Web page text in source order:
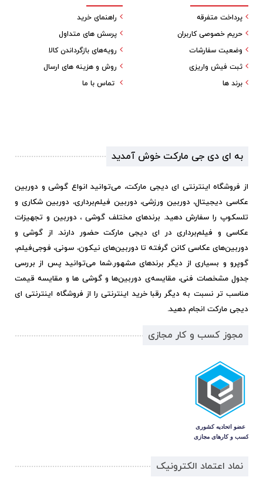
راهنمای خرید
پرسش های متداول
رویه‌های بازگرداندن کالا
روش و هزینه های ارسال
تماس با ما
پرداخت متفرقه
حریم خصوصی کاربران
وضعیت سفارشات
ثبت فیش واریزی
برند ها
به ای دی جی مارکت خوش آمدید
از فروشگاه اینترنتی ای دیجی مارکت، می‌توانید انواع گوشی و دوربین
عکاسی دیجیتال، دوربین ورزشی، دوربین فیلم‌برداری، دوربین شکاری و
تلسکوپ را سفارش دهید. برندهای مختلف گوشی ، دوربین و تجهیزات
عکاسی و فیلم‌برداری در ای دیجی مارکت حضور دارند. از گوشی و
دوربین‌های عکاسی کانن گرفته تا دوربین‌های نیکون، سونی، فوجی‌فیلم،
گوپرو و بسیاری از دیگر برندهای مشهور.شما می‌توانید پس از بررسی
جدول مشخصات فنی، مقایسه‌ی دوربین‌ها و گوشی ها و مقایسه قیمت
مناسب تر نسبت به دیگر رقبا خرید اینترنتی را از فروشگاه اینترنتی ای
دیجی مارکت انجام دهید.
مجوز کسب و کار مجازی
نماد اعتماد الکترونیک